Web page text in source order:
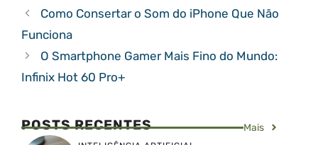
Como Consertar o Som do iPhone Que Não
Funciona
O Smartphone Gamer Mais Fino do Mundo:
Infinix Hot 60 Pro+
POSTS RECENTES Mais